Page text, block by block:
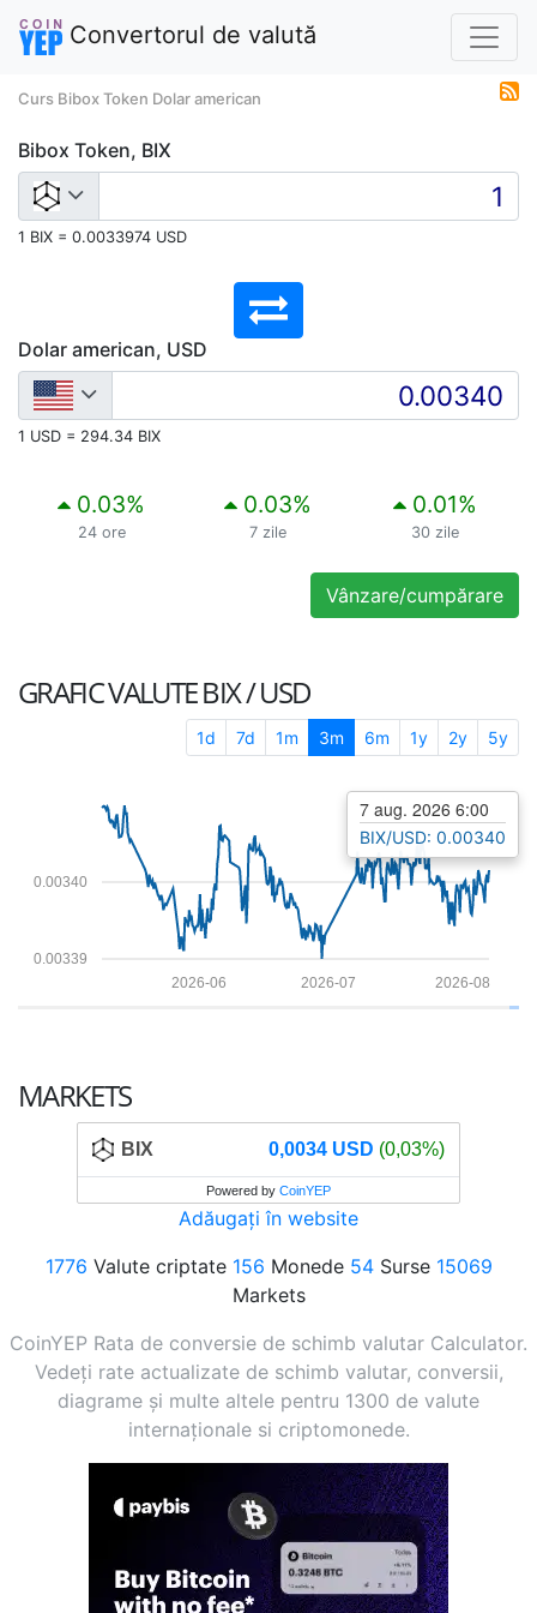
Convertorul de valută
Curs Bibox Token Dolar american
Bibox Token, BIX
1 BIX = 0.0033974 USD
Dolar american, USD
1 USD = 294.34 BIX
0.03%
24 ore
0.03%
7 zile
0.01%
30 zile
Vânzare/cumpărare
GRAFIC VALUTEBIX / USD
1d 7d 1m 3m 6m 1y 2y 5y
0.00339
0.00340
2026-08
2026-07
2026-06
7 aug. 2026 6:00
BIX/USD: 0.00340
MARKETS
BIX 0,0034 USD (0,03%)
Powered by CoinYEP
Adăugați în website
1776 Valute criptate 156 Monede 54Surse 15069
Markets
CoinYEP Rata de conversie de schimb valutar Calculator.
Vedeți rate actualizate de schimb valutar, conversii,
diagrame și multe altele pentru 1300 de valute
internaționale si criptomonede.